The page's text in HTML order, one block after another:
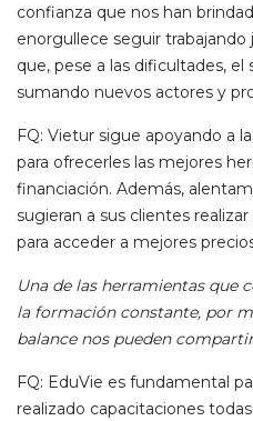
confianza que nos han
enorgullece seguir
que, pese a las dificultades,
sumando nuevos actores y
FQ: Vietur sigue apoyando a
para ofrecerles las mejores
financiación. Además,
sugieran a sus clientes
para acceder a mejores
Una de las herramientas que
la formación constante, por
balance nos pueden
FQ: EduVie es fundamental
realizado capacitaciones